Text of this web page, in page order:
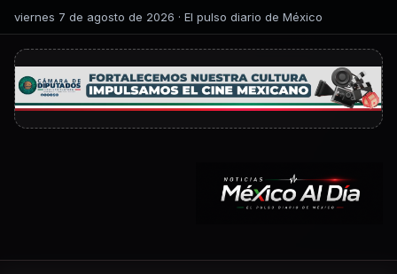
viernes 7 de agosto de 2026 · El pulso diario de México